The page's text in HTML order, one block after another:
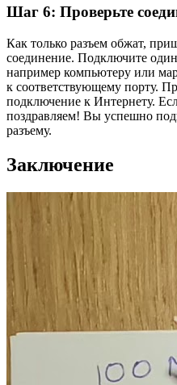
Шаг 6: Проверьте
Как только разъем обжат,
соединение. Подключите один
например компьютеру или
к соответствующему порту.
подключение к Интернету.
поздравляем! Вы успешно
разъему.
Заключение